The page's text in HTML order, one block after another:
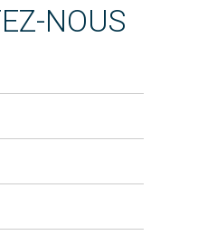
NOUS